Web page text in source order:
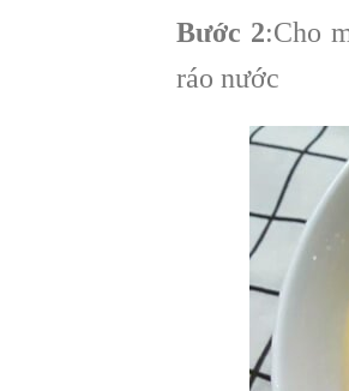
Bước 2:Cho
ráo nước